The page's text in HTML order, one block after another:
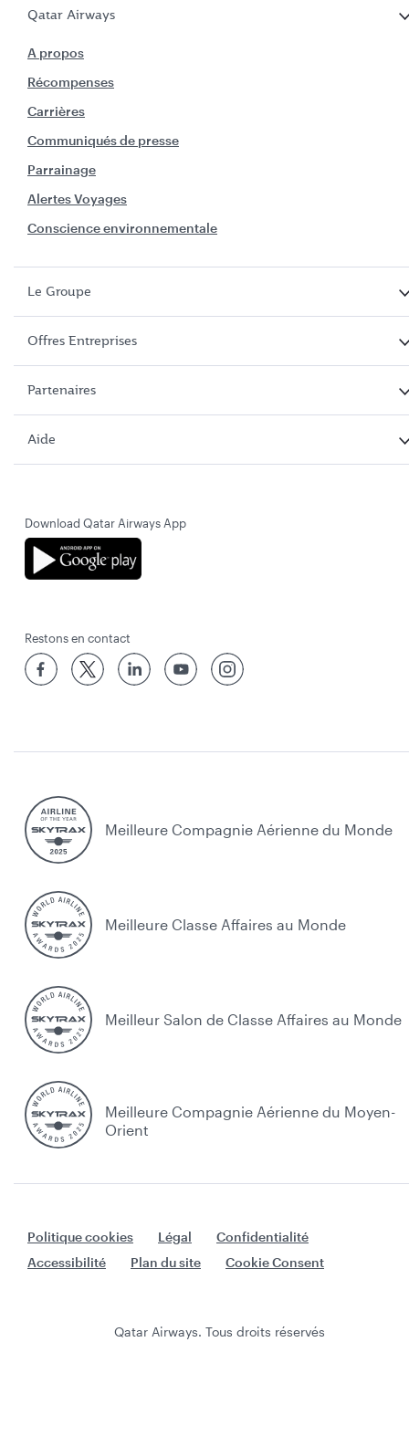
Qatar Airways
A propos
Récompenses
Carrières
Communiqués de presse
Parrainage
Alertes Voyages
Conscience environnementale
Le Groupe
Offres Entreprises
Partenaires
Aide
Download Qatar Airways App
Restons en contact
Meilleure Compagnie Aérienne du Monde
Meilleure Classe Affaires au Monde
Meilleur Salon de Classe Affaires au Monde
Meilleure Compagnie Aérienne du Moyen-
Orient
Politique cookies Légal
Confidentialité
Accessibilité
Plan du site Cookie Consent
Qatar Airways. Tous droits réservés